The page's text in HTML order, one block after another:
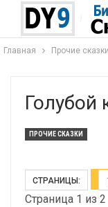
Главная Прочие сказки
Голубой
ПРОЧИЕ СКАЗКИ
СТРАНИЦЫ: 1
Страница 1 из 2